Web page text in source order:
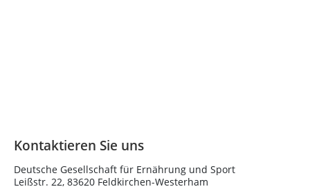
Kontaktieren Sie uns
Deutsche Gesellschaft für Ernährung und Sport
Leißstr. 22, 83620 Feldkirchen-Westerham